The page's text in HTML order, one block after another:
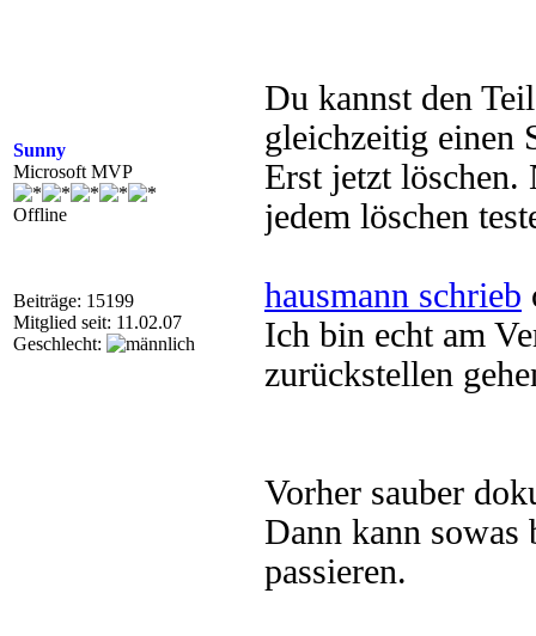
Sunny
Microsoft MVP
Offline
Beiträge: 15199
Mitglied seit: 11.02.07
Geschlecht:
Du kannst den
gleichzeitig einen
Erst jetzt löschen.
jedem löschen
hausmann schrieb
Ich bin echt am
zurückstellen
Vorher sauber
Dann kann sowas
passieren.